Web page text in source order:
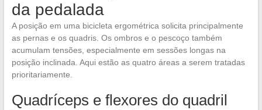
da pedalada
A posição em uma bicicleta ergométrica solicita principalmente
as pernas e os quadris. Os ombros e o pescoço também
acumulam tensões, especialmente em sessões longas na
posição inclinada. Aqui estão as quatro áreas a serem tratadas
prioritariamente.
Quadríceps e flexores do quadril